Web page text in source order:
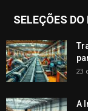
SELEÇÕES DO
23
A